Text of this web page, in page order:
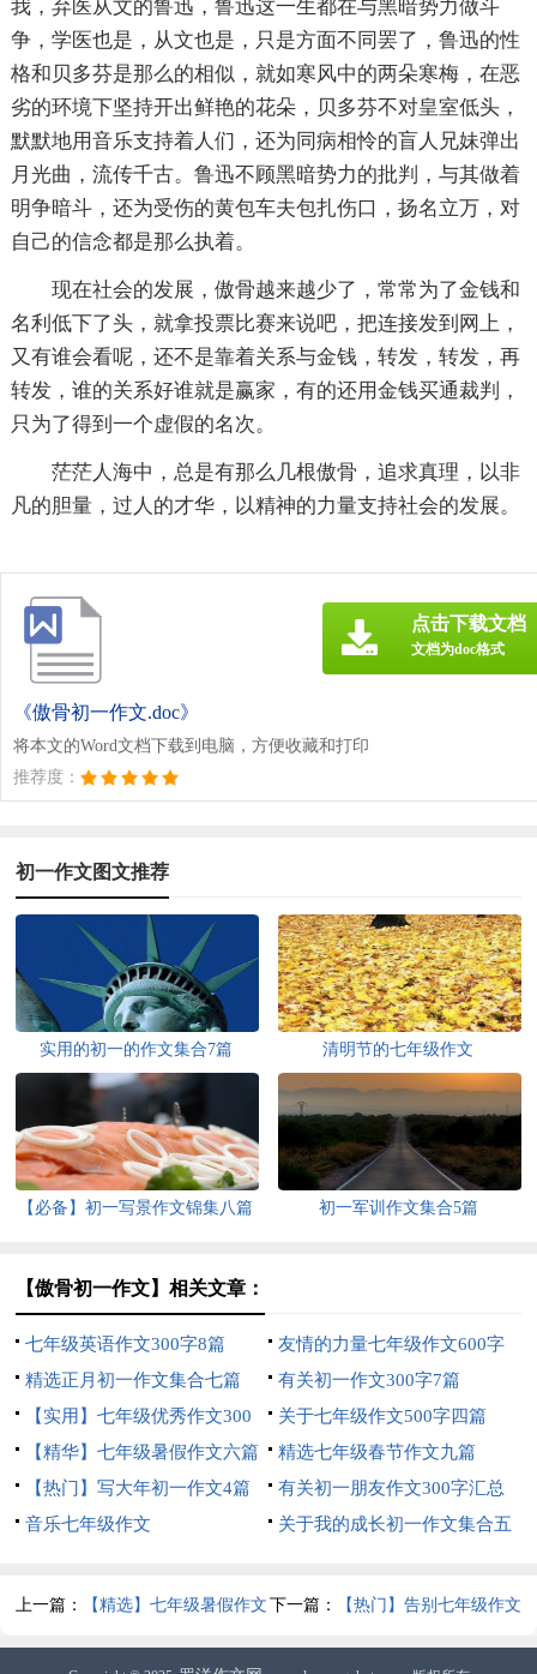
我，弃医从文的鲁迅，鲁迅这一生都在与黑暗势力做斗
争，学医也是，从文也是，只是方面不同罢了，鲁迅的性
格和贝多芬是那么的相似，就如寒风中的两朵寒梅，在恶
劣的环境下坚持开出鲜艳的花朵，贝多芬不对皇室低头，
默默地用音乐支持着人们，还为同病相怜的盲人兄妹弹出
月光曲，流传千古。鲁迅不顾黑暗势力的批判，与其做着
明争暗斗，还为受伤的黄包车夫包扎伤口，扬名立万，对
自己的信念都是那么执着。
现在社会的发展，傲骨越来越少了，常常为了金钱和
名利低下了头，就拿投票比赛来说吧，把连接发到网上，
又有谁会看呢，还不是靠着关系与金钱，转发，转发，再
转发，谁的关系好谁就是赢家，有的还用金钱买通裁判，
只为了得到一个虚假的名次。
茫茫人海中，总是有那么几根傲骨，追求真理，以非
凡的胆量，过人的才华，以精神的力量支持社会的发展。
《傲骨初一作文.doc》
将本文的Word文档下载到电脑，方便收藏和打印
推荐度：
点击下载文档
文档为doc格式
初一作文图文推荐
实用的初一的作文集合7篇 清明节的七年级作文
【必备】初一写景作文锦集八篇 初一军训作文集合5篇
【傲骨初一作文】相关文章：
七年级英语作文300字8篇
友情的力量七年级作文600字
精选正月初一作文集合七篇
有关初一作文300字7篇
【实用】七年级优秀作文300
字集锦6篇
关于七年级作文500字四篇
【精华】七年级暑假作文六篇
精选七年级春节作文九篇
【热门】写大年初一作文4篇
有关初一朋友作文300字汇总
六篇
音乐七年级作文
关于我的成长初一作文集合五
上一篇： 【精选】七年级暑假作文
集合6篇
下一篇： 【热门】告别七年级作文
3篇